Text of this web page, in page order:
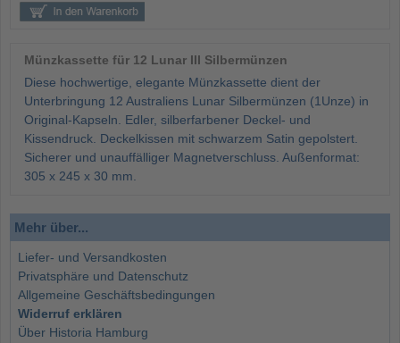
Münzkassette für 12 Lunar III Silbermünzen
Diese hochwertige, elegante Münzkassette dient der
Unterbringung 12 Australiens Lunar Silbermünzen (1Unze) in
Original-Kapseln. Edler, silberfarbener Deckel- und
Kissendruck. Deckelkissen mit schwarzem Satin gepolstert.
Sicherer und unauffälliger Magnetverschluss. Außenformat:
305 x 245 x 30 mm.
Mehr über...
Liefer- und Versandkosten
Privatsphäre und Datenschutz
Allgemeine Geschäftsbedingungen
Widerruf erklären
Über Historia Hamburg